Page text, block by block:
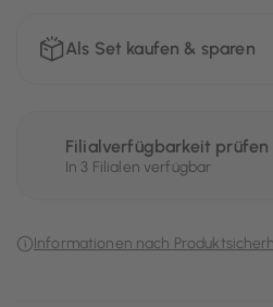
Als Set kaufen & sparen
Filialverfügbarkeit prüfen
In 3 Filialen verfügbar
Informationen nach